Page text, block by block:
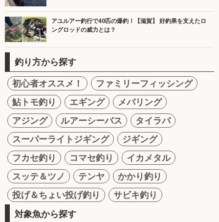
アユルアー釣行で40匹の爆釣！【滋賀】 好釣果を支えたロ
ングロッドの威力とは？
釣り方から探す
初心者オススメ！
ファミリーフィッシング
鮎トモ釣り
エギング
メバリング
アジング
ルアーシーバス
タイラバ
スーパーライトジギング
ジギング
フカセ釣り
コマセ釣り
イカメタル
スッテ＆ツノ
テンヤ
かかり釣り
投げ＆ちょい投げ釣り
サビキ釣り
対象魚から探す